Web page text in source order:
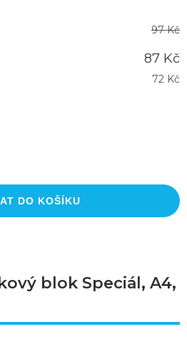
97 Kč
87 Kč
72 Kč
DO KOŠÍKU
blok Speciál, A4,